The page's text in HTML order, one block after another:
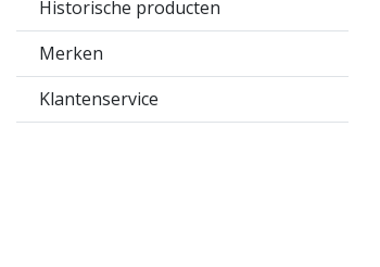
Historische producten
Merken
Klantenservice